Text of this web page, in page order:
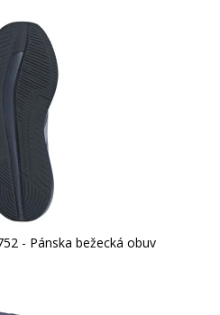
- Pánska bežecká obuv